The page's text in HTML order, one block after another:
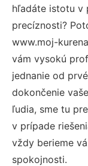
hľadáte istotu v
precíznosti?
www.moj-
vám vysokú
jednanie od
dokončenie
ľudia, sme tu
v prípade
vždy berieme
spokojnosti.